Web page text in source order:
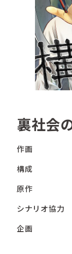
裏社会
作画
構成
原作
シナリオ協力
企画